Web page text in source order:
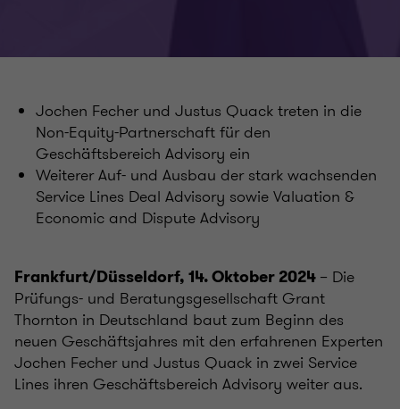
Jochen Fecher und Justus Quack treten in die
Non-Equity-Partnerschaft für den
Geschäftsbereich Advisory ein
Weiterer Auf- und Ausbau der stark wachsenden
Service Lines Deal Advisory sowie Valuation &
Economic and Dispute Advisory
Frankfurt/Düsseldorf, 14. Oktober 2024 – Die
Prüfungs- und Beratungsgesellschaft Grant
Thornton in Deutschland baut zum Beginn des
neuen Geschäftsjahres mit den erfahrenen Experten
Jochen Fecher und Justus Quack in zwei Service
Lines ihren Geschäftsbereich Advisory weiter aus.